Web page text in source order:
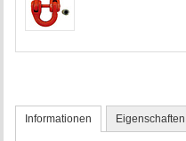
Informationen Eigenschaften